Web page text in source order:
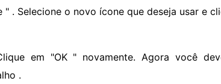
" . Selecione o novo ícone que deseja usar e
em "OK " novamente. Agora você
.